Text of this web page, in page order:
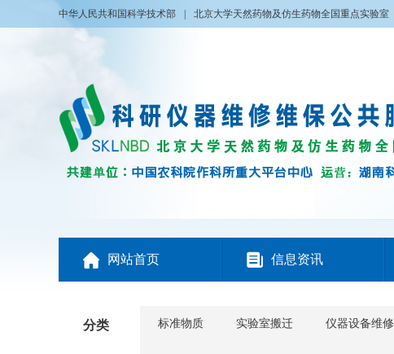
中华人民共和国科学技术部 北京大学天然药物及仿生药物全国重点实验室
 网站首页  信息资讯
分类 标准物质 实验室搬迁 仪器设备维修